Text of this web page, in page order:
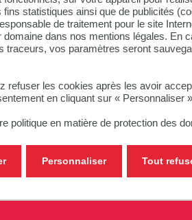
fins statistiques ainsi que de publicités
de traitement pour le site
domaine dans nos mentions légales. En
traceurs, vos paramètres seront
refuser les cookies après les avoir
en cliquant sur « Personnaliser
politique en matière de protection des
Tout
Personnaliser